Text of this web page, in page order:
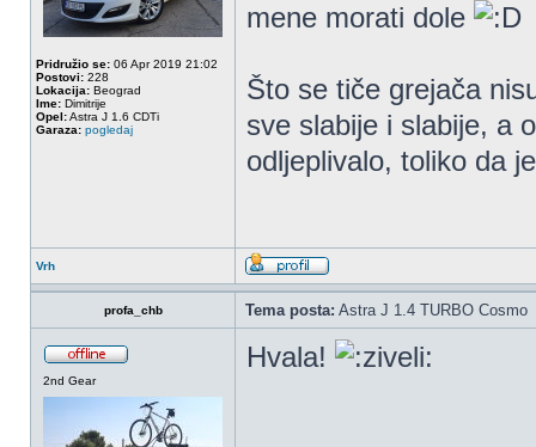
Pridružio se: 06 Apr 2019 21:02
Postovi: 228
Lokacija: Beograd
Ime: Dimitrije
Opel:Astra J 1.6 CDTi
Garaza: pogledaj
mene morati dole
Što se tiče grejača
sve slabije i slabije, a
odljeplivalo, toliko da
Vrh
profa_chb Tema posta: Astra J 1.4 TURBO Cosmo
2nd Gear
Hvala!